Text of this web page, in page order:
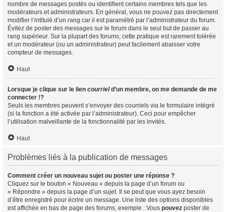
nombre de messages postés ou identifient certains membres tels que les
modérateurs et administrateurs. En général, vous ne pouvez pas directement
modifier l’intitulé d’un rang car il est paramétré par l’administrateur du forum.
Évitez de poster des messages sur le forum dans le seul but de passer au
rang supérieur. Sur la plupart des forums, cette pratique est rarement tolérée
et un modérateur (ou un administrateur) peut facilement abaisser votre
compteur de messages.
Haut
Lorsque je clique sur le lien courrield’un membre, on me demande de me
connecter !?
Seuls les membres peuvent s’envoyer des courriels via le formulaire intégré
(si la fonction a été activée par l’administrateur). Ceci pour empêcher
l’utilisation malveillante de la fonctionnalité par les invités.
Haut
Problèmes liés à la publication de messages
Comment créer un nouveau sujet ou poster une réponse ?
Cliquez sur le bouton « Nouveau » depuis la page d’un forum ou
« Répondre » depuis la page d’un sujet. Il se peut que vous ayez besoin
d’être enregistré pour écrire un message. Une liste des options disponibles
est affichée en bas de page des forums, exemple : Vous pouvez poster de